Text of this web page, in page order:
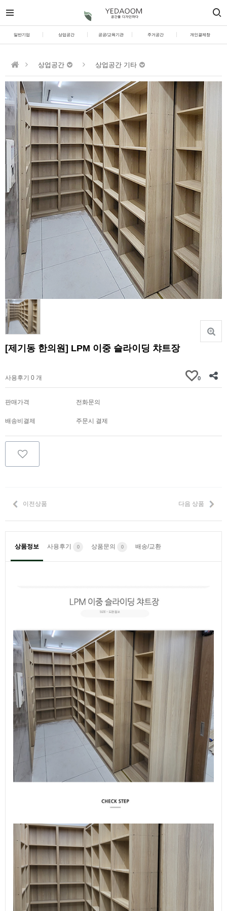
일반기업 상업공간 공공/교육기관 주거공간 개인결제창
상업공간 상업공간 기타
[제기동 한의원] LPM 이중 슬라이딩 챠트장
사용후기 0 개 0
판매가격 전화문의
배송비결제 주문시 결제
이전상품 다음 상품
상품정보 사용후기 0 상품문의 0 배송/교환